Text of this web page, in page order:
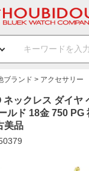
ブランド アクセサリー
ックレス ダイヤ
ルド 18金 750 PG
美品